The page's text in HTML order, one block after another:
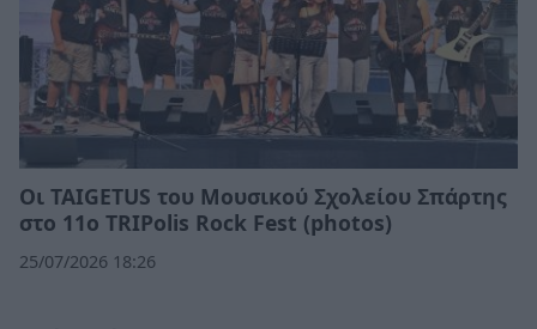
Οι TAIGETUS του Μουσικού Σχολείου Σπάρτης
στο 11ο TRIPolis Rock Fest (photos)
25/07/2026 18:26